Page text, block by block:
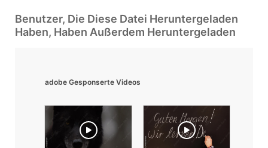
Benutzer, Die Diese Datei Heruntergeladen
Haben, Haben Außerdem Heruntergeladen
adobe Gesponserte Videos